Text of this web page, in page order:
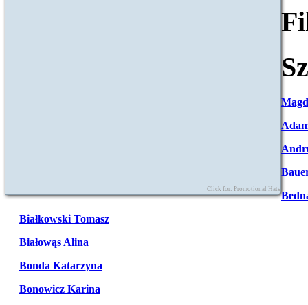
Click for: Promotional Hats
Białkowski Tomasz
Białowąs Alina
Bonda Katarzyna
Bonowicz Karina